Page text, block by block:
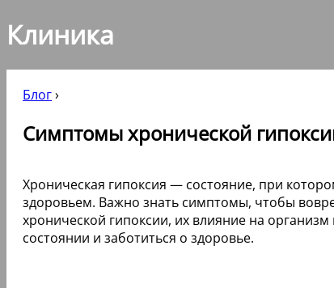
Клиника
Блог›
Симптомы хронической
Хроническая гипоксия — состояние, при
здоровьем. Важно знать симптомы, чтобы
хронической гипоксии, их влияние на
состоянии и заботиться о здоровье.